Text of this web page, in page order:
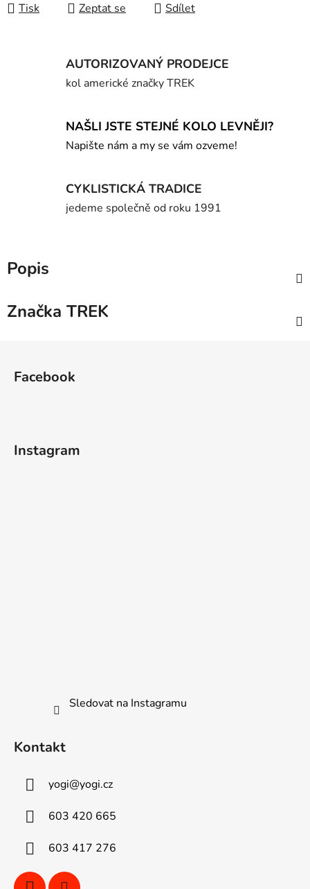
Tisk Zeptat se Sdílet
AUTORIZOVANÝ PRODEJCE
kol americké značky TREK
NAŠLI JSTE STEJNÉ KOLO LEVNĚJI?
Napište nám a my se vám ozveme!
CYKLISTICKÁ TRADICE
jedeme společně od roku 1991
Popis
Značka TREK
Facebook
Instagram
Sledovat na Instagramu
Kontakt
yogi@yogi.cz
603 420 665
603 417 276